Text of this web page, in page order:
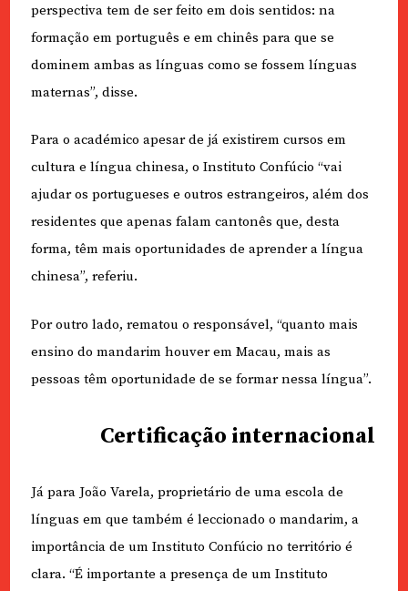
perspectiva tem de ser feito em dois sentidos: na
formação em português e em chinês para que se
dominem ambas as línguas como se fossem línguas
maternas”, disse.
Para o académico apesar de já existirem cursos em
cultura e língua chinesa, o Instituto Confúcio “vai
ajudar os portugueses e outros estrangeiros, além dos
residentes que apenas falam cantonês que, desta
forma, têm mais oportunidades de aprender a língua
chinesa”, referiu.
Por outro lado, rematou o responsável, “quanto mais
ensino do mandarim houver em Macau, mais as
pessoas têm oportunidade de se formar nessa língua”.
Certificação internacional
Já para João Varela, proprietário de uma escola de
línguas em que também é leccionado o mandarim, a
importância de um Instituto Confúcio no território é
clara. “É importante a presença de um Instituto